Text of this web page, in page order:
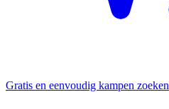
Gratis en eenvoudig kampen zoeken